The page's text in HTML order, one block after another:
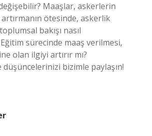
Maaşlar, askerlerin
ötesinde, askerlik
bakışı nasıl
sürecinde maaş verilmesi,
olan ilgiyi artırır mı?
düşüncelerinizi bizimle paylaşın!